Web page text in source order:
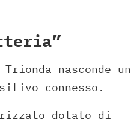
nasconde un
connesso.
dotato di